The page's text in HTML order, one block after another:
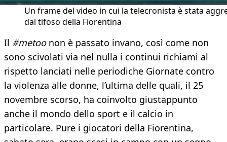
Un frame del video in cui la telecronista è stata
dal tifoso della Fiorentina
Il #metoonon è passato invano, così come non
sono scivolati via nel nulla i continui richiami al
rispetto lanciati nelle periodiche Giornate contro
la violenza alle donne, l’ultima delle quali, il 25
novembre scorso, ha coinvolto giustappunto
anche il mondo dello sport e il calcio in
particolare. Pure i giocatori della Fiorentina,